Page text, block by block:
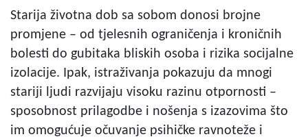
Starija životna dob sa sobom donosi brojne
promjene – od tjelesnih ograničenja i kroničnih
bolesti do gubitaka bliskih osoba i rizika socijalne
izolacije. Ipak, istraživanja pokazuju da mnogi
stariji ljudi razvijaju visoku razinu otpornosti –
sposobnost prilagodbe i nošenja s izazovima što
im omogućuje očuvanje psihičke ravnoteže i